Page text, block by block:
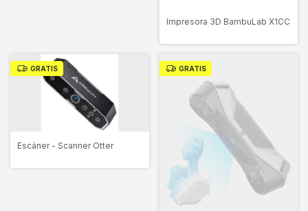
Impresora 3D BambuLab X1CC
GRATIS
Escáner - Scanner Otter
GRATIS